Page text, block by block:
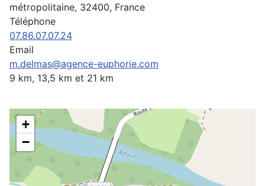
métropolitaine, 32400, France
Téléphone
07.86.07.07.24
Email
m.delmas@agence-euphorie.com
9 km, 13,5 km et 21 km
+
−